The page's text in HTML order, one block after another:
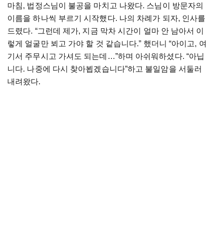
마침, 법정스님이 불공을 마치고 나왔다. 스님이
방문자의
이름을 하나씩 부르기 시작했다. 나의 차례가 되자, 인사를
드렸다. “그런데 제가, 지금 막차 시간이 얼마 안 남아서 이
렇게 얼굴만 뵈고 가야 할 것 같습니다.” 했더니 “아이고, 여
기서 주무시고 가셔도 되는데 …”하며 아쉬워하셨다. “아닙
니다. 나중에 다시 찾아뵙겠습니다”하고 불일암을 서둘러
내려왔다.